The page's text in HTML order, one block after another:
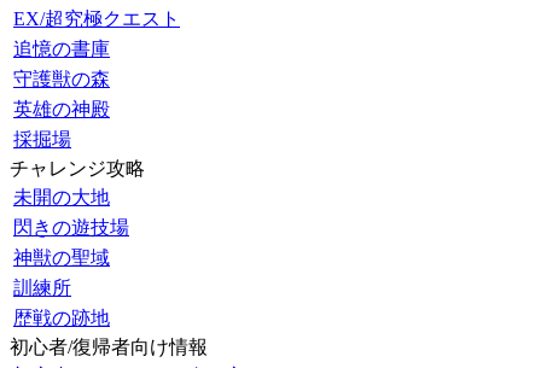
EX/超究極クエスト
追憶の書庫
守護獣の森
英雄の神殿
採掘場
チャレンジ攻略
未開の大地
閃きの遊技場
神獣の聖域
訓練所
歴戦の跡地
初心者/復帰者向け情報